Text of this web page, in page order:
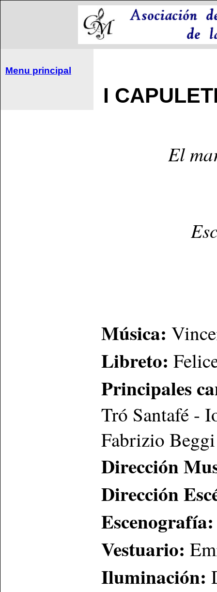
Menu principal
I
El
Música:
Libreto:
Principales
Tró Santafé -
Fabrizio Beggi
Dirección
Dirección
Escenografía:
Vestuario:
Iluminación: